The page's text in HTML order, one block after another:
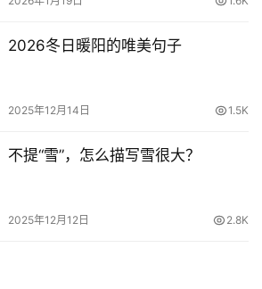
2026冬日暖阳的唯美句子
2025年12月14日 1.5K
不提“雪”，怎么描写雪很大？
2025年12月12日 2.8K